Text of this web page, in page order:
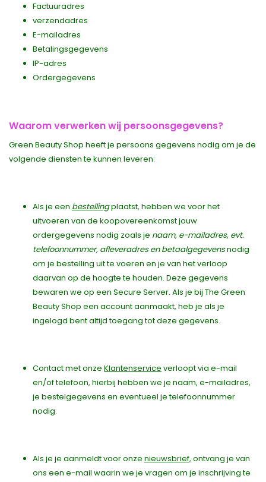
Factuuradres
verzendadres
E-mailadres
Betalingsgegevens
IP-adres
Ordergegevens
Waarom verwerken wij persoonsgegevens?
Green Beauty Shop heeft je persoons gegevens nodig om je de
volgende diensten te kunnen leveren:
Als je een bestellingplaatst, hebben we voor het
uitvoeren van de koopovereenkomst jouw
ordergegevens nodig zoals je naam, e-mailadres, evt.
telefoonnummer, afleveradres en betaalgegevensnodig
om je bestelling uit te voeren en je van het verloop
daarvan op de hoogte te houden. Deze gegevens
bewaren we op een Secure Server. Als je bij The Green
Beauty Shop een account aanmaakt, heb je als je
ingelogd bent altijd toegang tot deze gegevens.
Contact met onze Klantenservice verloopt via e-mail
en/of telefoon, hierbij hebben we je naam, e-mailadres,
je bestelgegevens en eventueel je telefoonnummer
nodig.
Als je je aanmeldt voor onze nieuwsbrief, ontvang je van
ons een e-mail waarin we je vragen om je inschrijving te